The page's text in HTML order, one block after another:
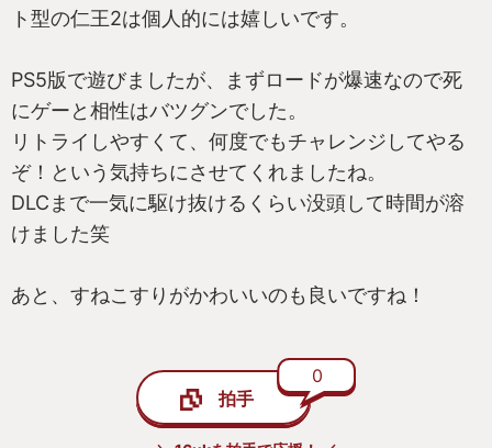
ト型の仁王2は個人的には嬉しいです。
PS5版で遊びましたが、まずロードが爆速なので死
にゲーと相性はバツグンでした。
リトライしやすくて、何度でもチャレンジしてやる
ぞ！という気持ちにさせてくれましたね。
DLCまで一気に駆け抜けるくらい没頭して時間が溶
けました笑
あと、すねこすりがかわいいのも良いですね！
拍手
0